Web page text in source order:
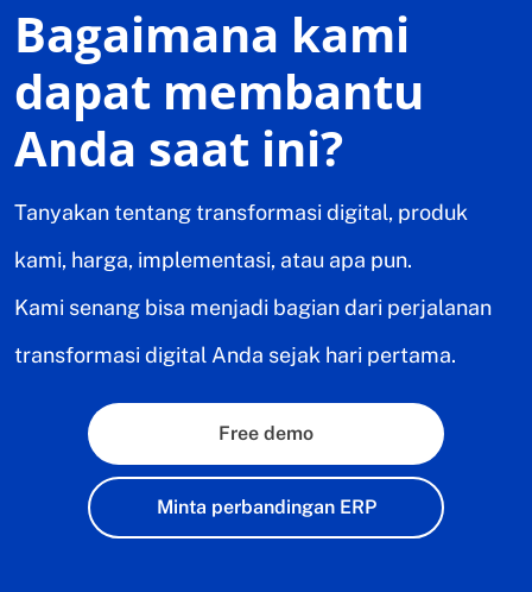
Bagaimana kami
dapat membantu
Anda saat ini?
Tanyakan tentang transformasi digital, produk
kami, harga, implementasi, atau apa pun.
Kami senang bisa menjadi bagian dari perjalanan
transformasi digital Anda sejak hari pertama.
Free demo
Minta perbandingan ERP